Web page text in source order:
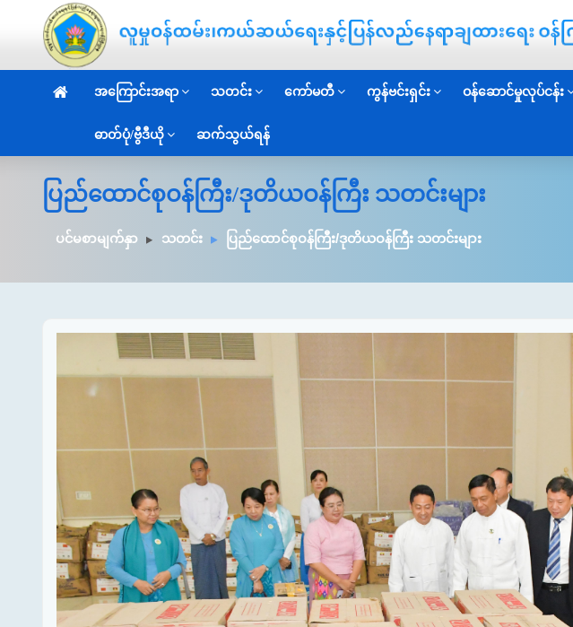
အကြောင်းအရာ သတင်း ကော်မတီ ကွန်ဗင်းရှင်း ဝန်ဆောင်မှုလုပ်ငန်း
ဓာတ်ပုံ/ဗွီဒီယို ဆက်သွယ်ရန်
ပြည်ထောင်စုဝန်ကြီး/ဒုတိယဝန်ကြီး သတင်းများ
ပင်မစာမျက်နှာ သတင်း ပြည်ထောင်စုဝန်ကြီး/ဒုတိယဝန်ကြီး သတင်းများ